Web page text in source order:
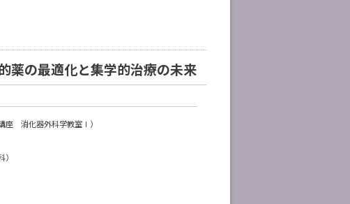
薬の最適化と集学的治療の未来
座 消化器外科学教室Ⅰ）